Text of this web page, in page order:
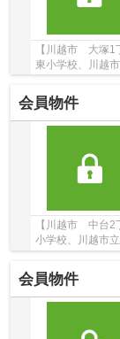
【川越市 大塚
東小学校、川越
のマンション♪南
会員物件
【川越市 中台2丁
小学校、川越市立福原
線沿線のマンシ
会員物件